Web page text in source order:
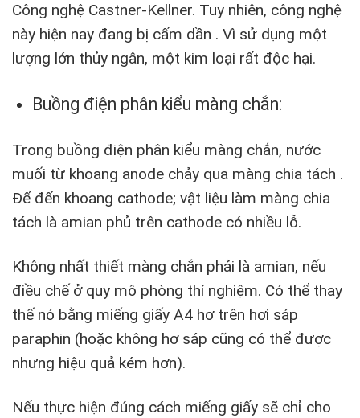
Công nghệ Castner-Kellner. Tuy nhiên, công nghệ
này hiện nay đang bị cấm dần . Vì sử dụng một
lượng lớn thủy ngân, một kim loại rất độc hại.
Buồng điện phân kiểu màng chắn:
Trong buồng điện phân kiểu màng chắn, nước
muối từ khoang anode chảy qua màng chia tách .
Để đến khoang cathode; vật liệu làm màng chia
tách là amian phủ trên cathode có nhiều lỗ.
Không nhất thiết màng chắn phải là amian, nếu
điều chế ở quy mô phòng thí nghiệm. Có thể thay
thế nó bằng miếng giấy A4 hơ trên hơi sáp
paraphin (hoặc không hơ sáp cũng có thể được
nhưng hiệu quả kém hơn).
Nếu thực hiện đúng cách miếng giấy sẽ chỉ cho